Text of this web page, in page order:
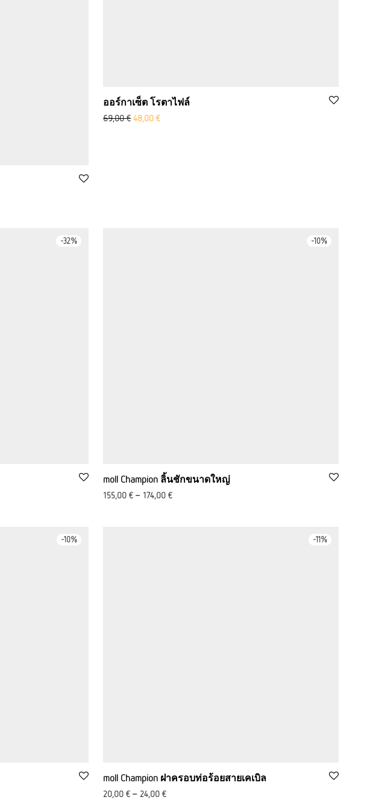
ออร์กาเซ็ต โรตาไฟล์
69,00€ ราคาเดิม: 69.00 ยูโร
48,00€Aktueller Preis ist: 48,00 €.
-32% -10%
moll Champion ลิ้นชักขนาดใหญ่
155,00€ – 174,00€
-10% -11%
moll Champion ฝาครอบท่อร้อยสายเคเบิล
20,00€ – 24,00€